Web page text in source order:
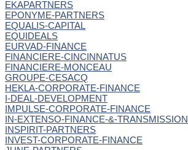
EKAPARTNERS
EPONYME-PARTNERS
EQUALIS-CAPITAL
EQUIDEALS
EURVAD-FINANCE
FINANCIERE-CINCINNATUS
FINANCIERE-MONCEAU
GROUPE-CESACQ
HEKLA-CORPORATE-FINANCE
I-DEAL-DEVELOPMENT
IMPULSE-CORPORATE-FINANCE
IN-EXTENSO-FINANCE-&-TRANSMISSION
INSPIRIT-PARTNERS
INVEST-CORPORATE-FINANCE